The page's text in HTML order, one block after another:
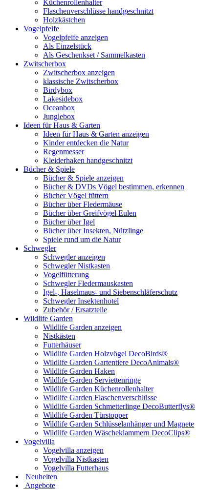
Küchenrollenhalter
Flaschenverschlüsse handgeschnitzt
Holzkästchen
Vogelpfeife
Vogelpfeife anzeigen
Als Einzelstück
Als Geschenkset / Sammelkasten
Zwitscherbox
Zwitscherbox anzeigen
klassische Zwitscherbox
Birdybox
Lakesidebox
Oceanbox
Junglebox
Ideen für Haus & Garten
Ideen für Haus & Garten anzeigen
Kinder entdecken die Natur
Regenmesser
Kleiderhaken handgeschnitzt
Bücher & Spiele
Bücher & Spiele anzeigen
Bücher & DVDs Vögel bestimmen, erkennen
Bücher Vögel füttern
Bücher über Fledermäuse
Bücher über Greifvögel Eulen
Bücher über Igel
Bücher über Insekten, Nützlinge
Spiele rund um die Natur
Schwegler
Schwegler anzeigen
Schwegler Nistkasten
Vogelfütterung
Schwegler Fledermauskasten
Igel-, Haselmaus- und Siebenschläferschutz
Schwegler Insektenhotel
Zubehör / Ersatzteile
Wildlife Garden
Wildlife Garden anzeigen
Nistkästen
Futterhäuser
Wildlife Garden Holzvögel DecoBirds®
Wildlife Garden Gartentiere DecoAnimals®
Wildlife Garden Haken
Wildlife Garden Serviettenringe
Wildlife Garden Küchenrollenhalter
Wildlife Garden Flaschenverschlüsse
Wildlife Garden Schmetterlinge DecoButterflys®
Wildlife Garden Türstopper
Wildlife Garden Schlüsselanhänger und Magnete
Wildlife Garden Wäscheklammern DecoClips®
Vogelvilla
Vogelvilla anzeigen
Vogelvilla Nistkasten
Vogelvilla Futterhaus
Neuheiten
Angebote